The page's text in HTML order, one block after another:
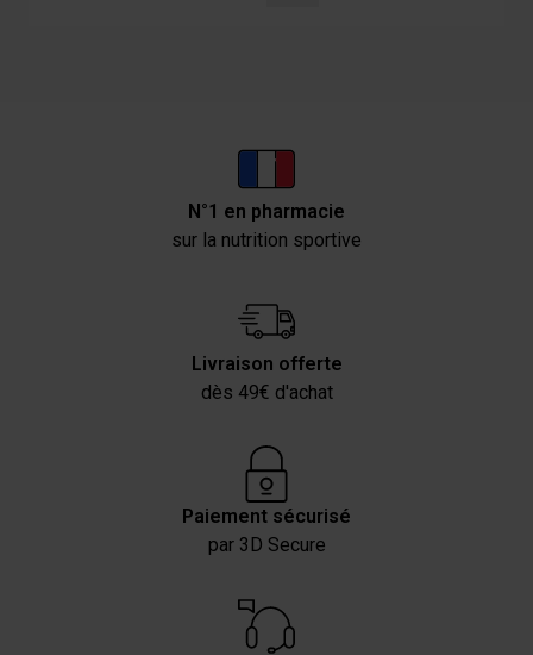
N°1 en pharmacie
sur la nutrition sportive
Livraison offerte
dès 49€ d'achat
Paiement sécurisé
par 3D Secure